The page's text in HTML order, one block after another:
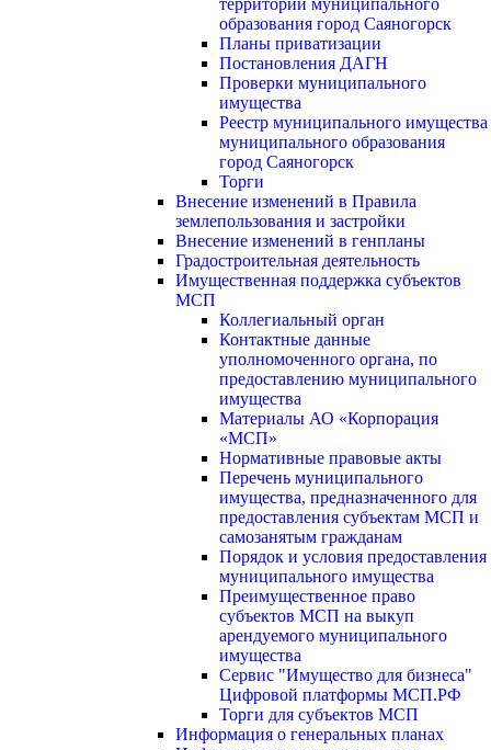
территории муниципального
образования город Саяногорск
Планы приватизации
Постановления ДАГН
Проверки муниципального
имущества
Реестр муниципального имущества
муниципального образования
город Саяногорск
Торги
Внесение изменений в Правила
землепользования и застройки
Внесение изменений в генпланы
Градостроительная деятельность
Имущественная поддержка субъектов
МСП
Коллегиальный орган
Контактные данные
уполномоченного органа, по
предоставлению муниципального
имущества
Материалы АО «Корпорация
«МСП»
Нормативные правовые акты
Перечень муниципального
имущества, предназначенного для
предоставления субъектам МСП и
самозанятым гражданам
Порядок и условия предоставления
муниципального имущества
Преимущественное право
субъектов МСП на выкуп
арендуемого муниципального
имущества
Сервис "Имущество для бизнеса"
Цифровой платформы МСП.РФ
Торги для субъектов МСП
Информация о генеральных планах